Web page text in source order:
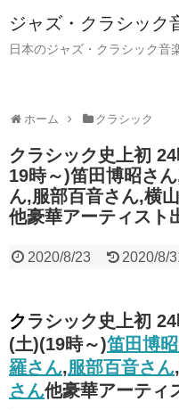
ジャズ・クラシック
日本のジャズ・クラシック音
ホーム クラシック
クラシック史上初
19時～)笛田博昭さ
ん,服部百音さん,横
他豪華アーティスト
2020/8/23 2020/8/
クラシック史上初 24時間配信フェス(8月29日
(土)(19時～)笛田博
羅さん,服部百音さん,
さん他豪華アーティ